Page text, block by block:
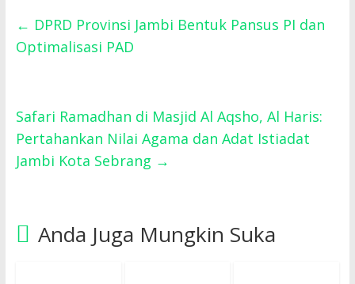
← DPRD Provinsi Jambi Bentuk Pansus PI dan
Optimalisasi PAD
Safari Ramadhan di Masjid Al Aqsho, Al Haris:
Pertahankan Nilai Agama dan Adat Istiadat
Jambi Kota Sebrang →
Anda Juga Mungkin Suka